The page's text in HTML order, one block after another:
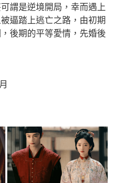
謂是逆境開局，幸而遇上
逼踏上逃亡之路，由初期
後期的平等愛情，先婚後